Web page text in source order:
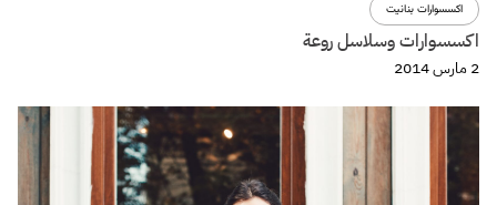
اكسسوارات بنانيت
اكسسوارات وسلاسل روعة
2 مارس 2014